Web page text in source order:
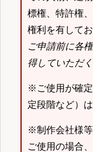
標権、特許権
権利を有してお
ご申請前に各
得していただ
※ご使用が確
定段階など）
※制作会社様
ご使用の場合、